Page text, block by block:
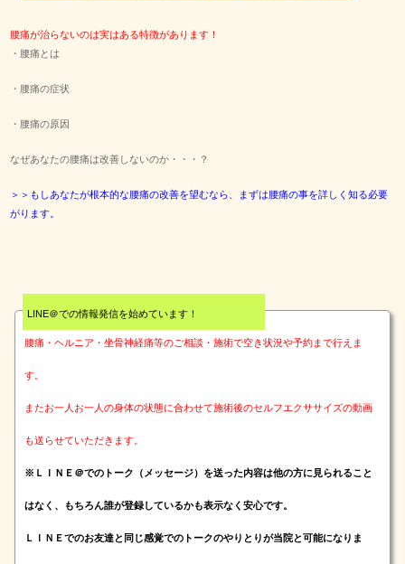
腰痛が治らないのは実はある特徴があります！
・腰痛とは
・腰痛の症状
・腰痛の原因
なぜあなたの腰痛は改善しないのか・・・？
＞＞もしあなたが根本的な腰痛の改善を望むなら、まずは腰痛の事を詳しく知る必要
がります。
LINE＠での情報発信を始めています！
腰痛・ヘルニア・坐骨神経痛等のご相談・施術で空き状況や予約まで行えま
す。
またお一人お一人の身体の状態に合わせて施術後のセルフエクササイズの動画
も送らせていただきます。
※ＬＩＮＥ＠でのトーク（メッセージ）を送った内容は他の方に見られること
はなく、もちろん誰が登録しているかも表示なく安心です。
ＬＩＮＥでのお友達と同じ感覚でのトークのやりとりが当院と可能になりま